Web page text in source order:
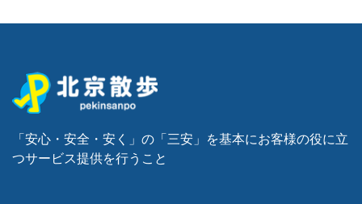
「安心・安全・安く」の「三安」を基本にお客様の役に立
つサービス提供を行うこと